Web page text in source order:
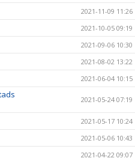
2021-11-09 11:26
2021-10-05 09:19
2021-09-06 10:30
2021-08-02 13:22
2021-06-04 10:15
2021-05-24 07:19
2021-05-17 10:24
2021-05-06 10:43
2021-04-22 09:07